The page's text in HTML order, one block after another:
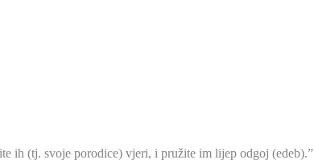
ih (tj. svoje porodice) vjeri, i pružite im lijep odgoj (edeb).”